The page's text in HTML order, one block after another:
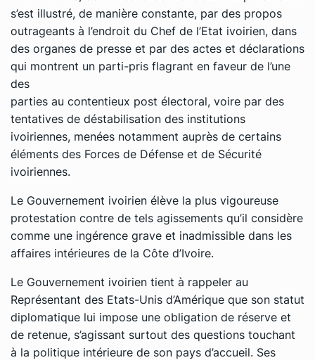
s’est illustré, de manière constante, par des propos
outrageants à l’endroit du Chef de l’Etat ivoirien, dans
des organes de presse et par des actes et déclarations
qui montrent un parti-pris flagrant en faveur de l’une
des
parties au contentieux post électoral, voire par des
tentatives de déstabilisation des institutions
ivoiriennes, menées notamment auprès de certains
éléments des Forces de Défense et de Sécurité
ivoiriennes.
Le Gouvernement ivoirien élève la plus vigoureuse
protestation contre de tels agissements qu’il considère
comme une ingérence grave et inadmissible dans les
affaires intérieures de la Côte d’Ivoire.
Le Gouvernement ivoirien tient à rappeler au
Représentant des Etats-Unis d’Amérique que son statut
diplomatique lui impose une obligation de réserve et
de retenue, s’agissant surtout des questions touchant
à la politique intérieure de son pays d’accueil. Ses